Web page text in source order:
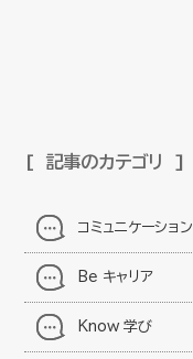
記事のカテゴリ
コミュニケーション
Be キャリア
Know 学び